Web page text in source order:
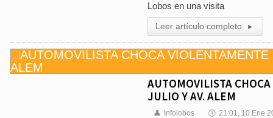
Lobos en una visita
Leer artículo completo ▸
AUTOMOVILISTA
JULIO Y AV. ALEM
👤 Infolobos 🕔 21:01, 10.Ene